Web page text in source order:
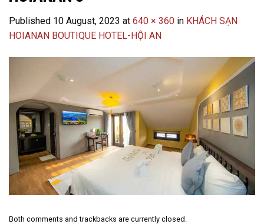
Published 10 August, 2023 at 640 × 360 in KHÁCH SẠN
HOIANAN BOUTIQUE HOTEL-HỘI AN
Both comments and trackbacks are currently closed.